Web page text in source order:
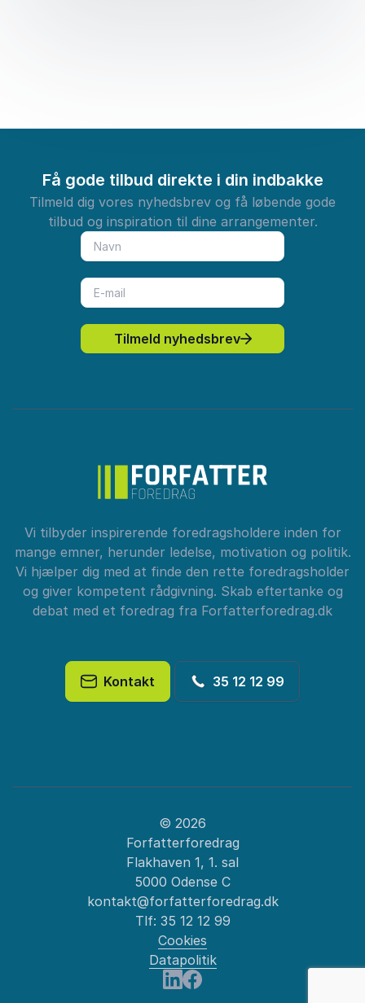
Få gode tilbud direkte i din indbakke
Tilmeld dig vores nyhedsbrev og få løbende gode
tilbud og inspiration til dine arrangementer.
Tilmeld nyhedsbrev
Vi tilbyder inspirerende foredragsholdere inden for
mange emner, herunder ledelse, motivation og politik.
Vi hjælper dig med at finde den rette foredragsholder
og giver kompetent rådgivning. Skab eftertanke og
debat med et foredrag fra Forfatterforedrag.dk
Kontakt 35 12 12 99
© 2026
Forfatterforedrag
Flakhaven 1, 1. sal
5000 Odense C
kontakt@forfatterforedrag.dk
Tlf: 35 12 12 99
Cookies
Datapolitik